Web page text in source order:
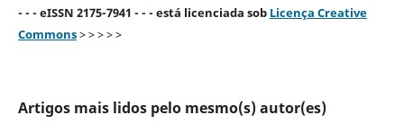
- - - eISSN 2175-7941 - - - está licenciada sob Licença Creative
Commons> > > > >
Artigos mais lidos pelo mesmo(s) autor(es)